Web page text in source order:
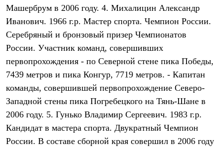
Брюки
Детская одежда
Утепленная пухом
Комбинезоны
Куртки
Утепленная синтетикой
Комбинезоны
Куртки
Лёгкая одежда
Футболки
Толстовки
Брюки
Софтшелл одежда
Машербрум в 2006 году. 4. Михалицин Александр
Иванович. 1966 г.р. Мастер спорта. Чемпион России.
Серебряный и бронзовый призер Чемпионатов
России. Участник команд, совершивших
первопрохождения - по Северной стене пика Победы,
7439 метров и пика Конгур, 7719 метров. - Капитан
команды, совершившей первопрохождение Северо-
Западной стены пика Погребецкого на Тянь-Шане в
2006 году. 5. Гунько Владимир Сергеевич. 1983 г.р.
Кандидат в мастера спорта. Двукратный Чемпион
России. В составе сборной края совершил в 2006 году